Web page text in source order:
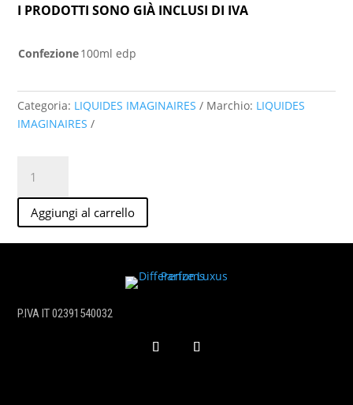
I PRODOTTI SONO GIÀ INCLUSI DI IVA
Confezione100ml edp
Categoria: LIQUIDES IMAGINAIRES Marchio: LIQUIDES
IMAGINAIRES
De
Coeur
100ml
Aggiungi al carrello
P.IVA IT 02391540032